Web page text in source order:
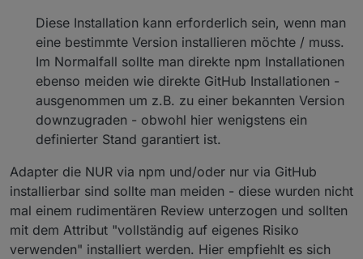
Diese Installation kann erforderlich sein, wenn man
eine bestimmte Version installieren möchte / muss.
Im Normalfall sollte man direkte npm Installationen
ebenso meiden wie direkte GitHub Installationen -
ausgenommen um z.B. zu einer bekannten Version
downzugraden - obwohl hier wenigstens ein
definierter Stand garantiert ist.
Adapter die NUR via npm und/oder nur via GitHub
installierbar sind sollte man meiden - diese wurden nicht
mal einem rudimentären Review unterzogen und sollten
mit dem Attribut "vollständig auf eigenes Risiko
verwenden" installiert werden. Hier empfiehlt es sich